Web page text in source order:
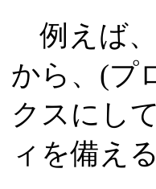
例えば、
から、(プ
クスにし
ィを備える